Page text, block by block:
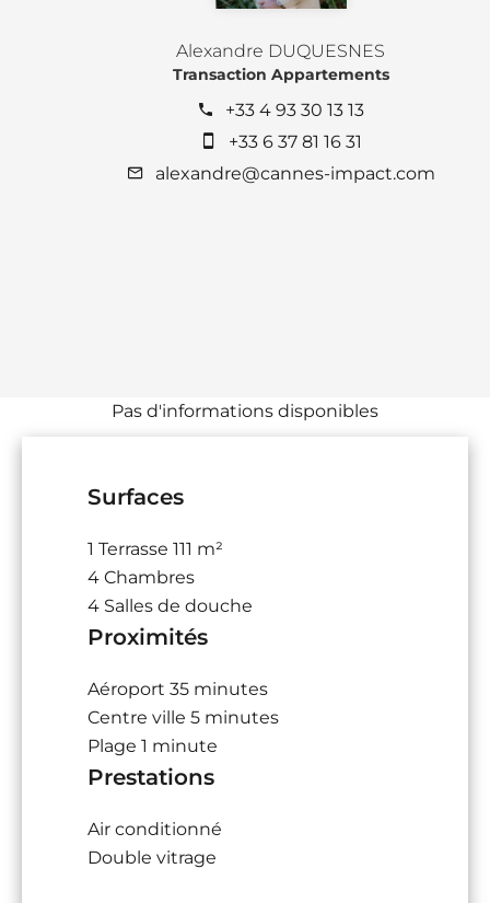
Alexandre DUQUESNES
Transaction Appartements
+33 4 93 30 13 13
+33 6 37 81 16 31
alexandre@cannes-impact.com
Pas d'informations disponibles
Surfaces
1 Terrasse 111 m²
4 Chambres
4 Salles de douche
Proximités
Aéroport 35 minutes
Centre ville 5 minutes
Plage 1 minute
Prestations
Air conditionné
Double vitrage